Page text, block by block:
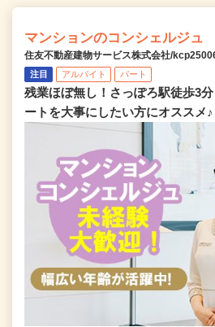
マンションのコンシェルジュ
住友不動産建物サービス株式会社/
注目 アルバイト パート
残業ほぼ無し！さっぽろ駅徒歩3
ートを大事にしたい方にオススメ♪